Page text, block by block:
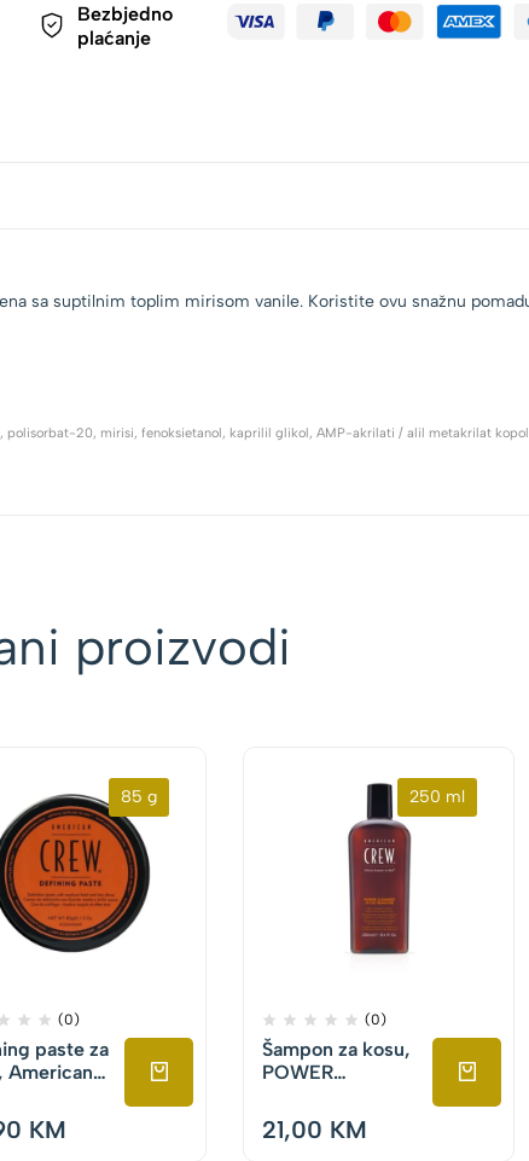
Bezbjedno
plaćanje
sa suptilnim toplim mirisom vanile. Koristite ovu snažnu
20, mirisi, fenoksietanol, kaprilil glikol, AMP-akrilati / alil metakrilat
proizvodi
85 g
(0)
paste za
American
KM
250 ml
(0)
Šampon za kosu,
POWER
SHAMPOO,
American Crew,
21,00 KM